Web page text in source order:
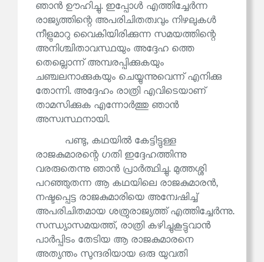
ഞാൻ ഊഹിച്ചു. ഇപ്പോൾ എത്തിച്ചേർന്ന
രാജ്യത്തിന്റെ അപരിചിതത്വവും നിഴലുകൾ
നീളുമാറു വൈകിയിരിക്കുന്ന സമയത്തിന്റെ
അനിശ്ചിതാവസ്ഥയും അദ്ദേഹ ത്തെ
തെല്ലൊന്ന് അമ്പരപ്പിക്കുകയും
ചഞ്ചലനാക്കുകയും ചെയ്യുന്നുവെന്ന് എനിക്കു
തോന്നി. അദ്ദേഹം രാത്രി എവിടെയാണ്
താമസിക്കുക എന്നോർത്തു ഞാൻ
അസ്വസ്ഥനായി.
പണ്ടു, കഥയിൽ കേട്ടിട്ടുള്ള
രാജകുമാരന്റെ ഗതി ഇദ്ദേഹത്തിന്നു
വരരുതെന്നു ഞാൻ പ്രാർത്ഥിച്ചു. മുത്തശ്ശി
പറഞ്ഞുതന്ന ആ കഥയിലെ രാജകുമാരൻ,
നഷ്ടപ്പെട്ട രാജകുമാരിയെ അന്വേഷിച്ച്
അപരിചിതമായ ശത്രുരാജ്യത്ത് എത്തിച്ചേർന്നു.
സന്ധ്യാസമയത്ത്, രാത്രി കഴിച്ചുകൂട്ടുവാൻ
പാർപ്പിടം തേടിയ ആ രാജകുമാരനെ
അത്യന്തം സുന്ദരിയായ ഒരു യുവതി